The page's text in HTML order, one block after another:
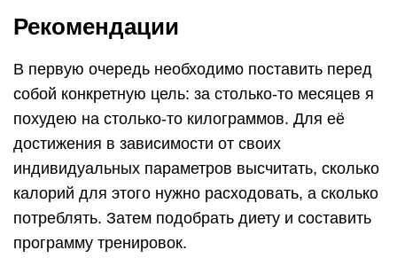
Рекомендации
В первую очередь необходимо поставить перед
собой конкретную цель: за столько-то месяцев я
похудею на столько-то килограммов. Для её
достижения в зависимости от своих
индивидуальных параметров высчитать, сколько
калорий для этого нужно расходовать, а сколько
потреблять. Затем подобрать диету и составить
программу тренировок.